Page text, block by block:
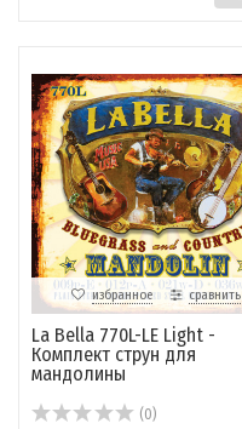
избранное сравнить
La Bella 770L-LE Light -
Комплект струн для
мандолины
(0)